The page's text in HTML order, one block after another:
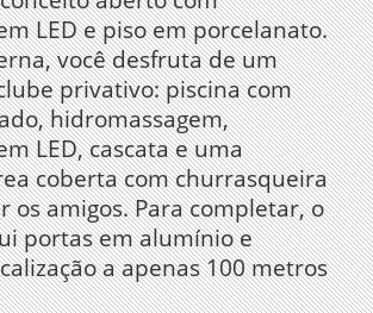
LED e piso em porcelanato.
você desfruta de um
privativo: piscina com
hidromassagem,
LED, cascata e uma
coberta com churrasqueira
os amigos. Para completar, o
portas em alumínio e
a apenas 100 metros